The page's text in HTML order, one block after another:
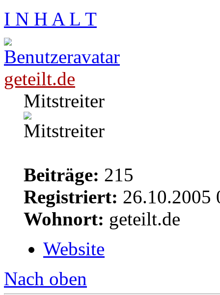
I N H A L T
geteilt.de
Mitstreiter
Beiträge: 215
Registriert: 26.10.2005
Wohnort: geteilt.de
Website
Nach oben